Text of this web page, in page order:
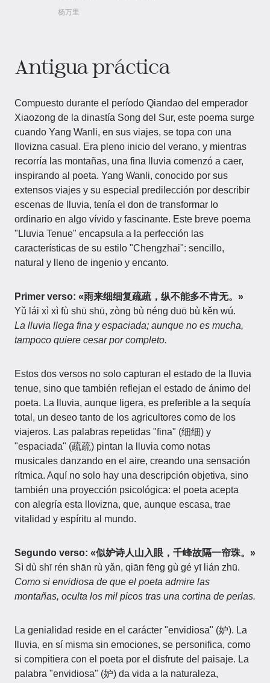
杨万里
Antigua práctica
Compuesto durante el período Qiandao del emperador
Xiaozong de la dinastía Song del Sur, este poema surge
cuando Yang Wanli, en sus viajes, se topa con una
llovizna casual. Era pleno inicio del verano, y mientras
recorría las montañas, una fina lluvia comenzó a caer,
inspirando al poeta. Yang Wanli, conocido por sus
extensos viajes y su especial predilección por describir
escenas de lluvia, tenía el don de transformar lo
ordinario en algo vívido y fascinante. Este breve poema
"Lluvia Tenue" encapsula a la perfección las
características de su estilo "Chengzhai": sencillo,
natural y lleno de ingenio y encanto.
Primer verso: «雨来细细复疏疏，纵不能多不肯无。»
Yǔ lái xì xì fù shū shū, zòng bù néng duō bù kěn wú.
La lluvia llega fina y espaciada; aunque no es mucha,
tampoco quiere cesar por completo.
Estos dos versos no solo capturan el estado de la lluvia
tenue, sino que también reflejan el estado de ánimo del
poeta. La lluvia, aunque ligera, es preferible a la sequía
total, un deseo tanto de los agricultores como de los
viajeros. Las palabras repetidas "fina" (细细) y
"espaciada" (疏疏) pintan la lluvia como notas
musicales danzando en el aire, creando una sensación
rítmica. Aquí no solo hay una descripción objetiva, sino
también una proyección psicológica: el poeta acepta
con alegría esta llovizna, que, aunque escasa, trae
vitalidad y espíritu al mundo.
Segundo verso: «似妒诗人山入眼，千峰故隔一帘珠。»
Sì dù shī rén shān rù yǎn, qiān fēng gù gé yī lián zhū.
Como si envidiosa de que el poeta admire las
montañas, oculta los mil picos tras una cortina de perlas.
La genialidad reside en el carácter "envidiosa" (妒). La
lluvia, en sí misma sin emociones, se personifica, como
si compitiera con el poeta por el disfrute del paisaje. La
palabra "envidiosa" (妒) da vida a la naturaleza,